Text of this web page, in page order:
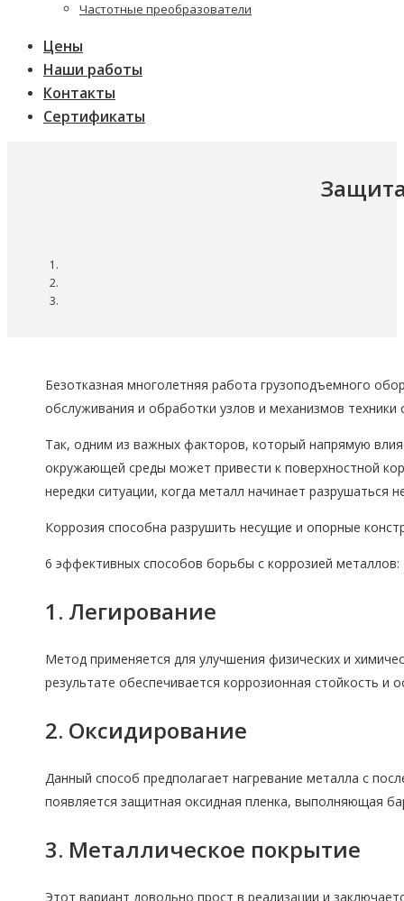
Частотные преобразователи
Цены
Наши работы
Контакты
Сертификаты
Безотказная многолетняя работа грузоподъемного
обслуживания и обработки узлов и механизмов
Так, одним из важных факторов, который напрямую
окружающей среды может привести к поверхностной
нередки ситуации, когда металл начинает
Коррозия способна разрушить несущие и опорные
6 эффективных способов борьбы с коррозией металлов:
1. Легирование
Метод применяется для улучшения физических и
результате обеспечивается коррозионная стойкость и
2. Оксидирование
Данный способ предполагает нагревание металла с
появляется защитная оксидная пленка, выполняющая
3. Металлическое покрытие
Этот вариант довольно прост в реализации и